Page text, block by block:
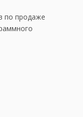
по продаже